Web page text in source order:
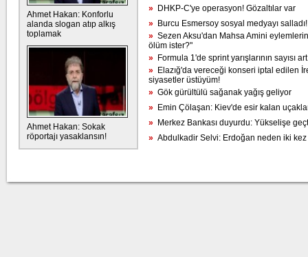
Ahmet Hakan: Konforlu
alanda slogan atıp alkış
toplamak
Ahmet Hakan: Sokak
röportajı yasaklansın!
» DHKP-C'ye operasyon! Gözaltılar var
» Burcu Esmersoy sosyal medyayı salladı!
» Sezen Aksu'dan Mahsa Amini
ölüm ister?"
» Formula 1'de sprint yarışlarının sayısı
» Elazığ'da vereceği konseri iptal edilen
siyasetler üstüyüm!
» Gök gürültülü sağanak yağış geliyor
» Emin Çölaşan: Kiev'de esir kalan
» Merkez Bankası duyurdu: Yükselişe
» Abdulkadir Selvi: Erdoğan neden iki